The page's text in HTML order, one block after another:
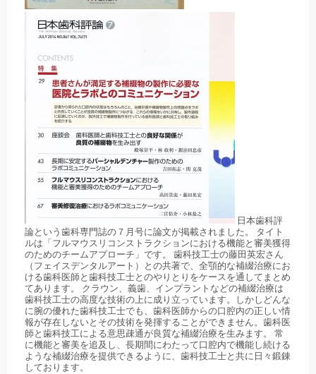
日本歯科評
論という歯科専門誌の７月号に論文が掲載されました。 タイト
ルは「フルマウスリコンストラクションにおける機能と審美獲得
のためのチームアプローチ」です。 歯科技工士の藤田英宏さん
（フェイスデンタルアート）との共著で、全顎的な補綴治療にお
ける歯科医師と歯科技工士とのやりとりをケースを通してまとめ
てあります。 クラウン、義歯、インプラントなどの補綴治療は
歯科技工士の高度な技術の上に成り立っています。しかしどんな
に腕の優れた歯科技工士でも、歯科医師からの口腔内の正しい情
報が存在しないとその技術を発揮することができません。歯科医
師と歯科技工による意思疎通が良質な補綴治療を生みます。 常
に機能と審美を追及し、長期間にわたって口腔内で機能し続ける
ような補綴治療を提供できるように、歯科技工士と共に日々鍛錬
しております。